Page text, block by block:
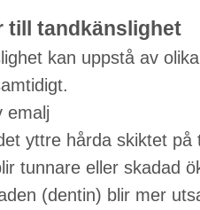
till tandkänslighet
kan uppstå av
emalj
yttre hårda skiktet
tunnare eller skadad
(dentin) blir mer